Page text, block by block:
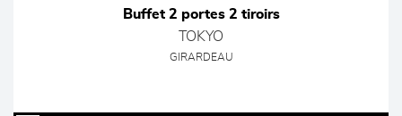
Buffet 2 portes 2 tiroirs
TOKYO
GIRARDEAU